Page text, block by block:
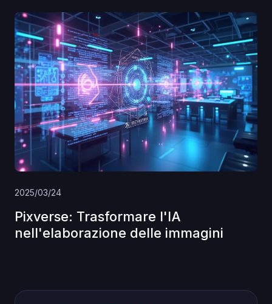
2025/03/24
Pixverse: Trasformare l'IA
nell'elaborazione delle immagini